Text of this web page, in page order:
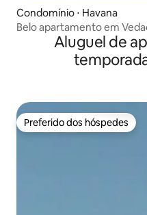
Condomínio ⋅ Havana
Belo apartamento em
emergênciaAluguel de
Preferido dos hóspedes
Preferido dos hóspedes